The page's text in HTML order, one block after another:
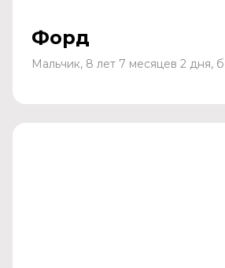
Форд
Мальчик, 8 лет 7 месяцев 2 дня,